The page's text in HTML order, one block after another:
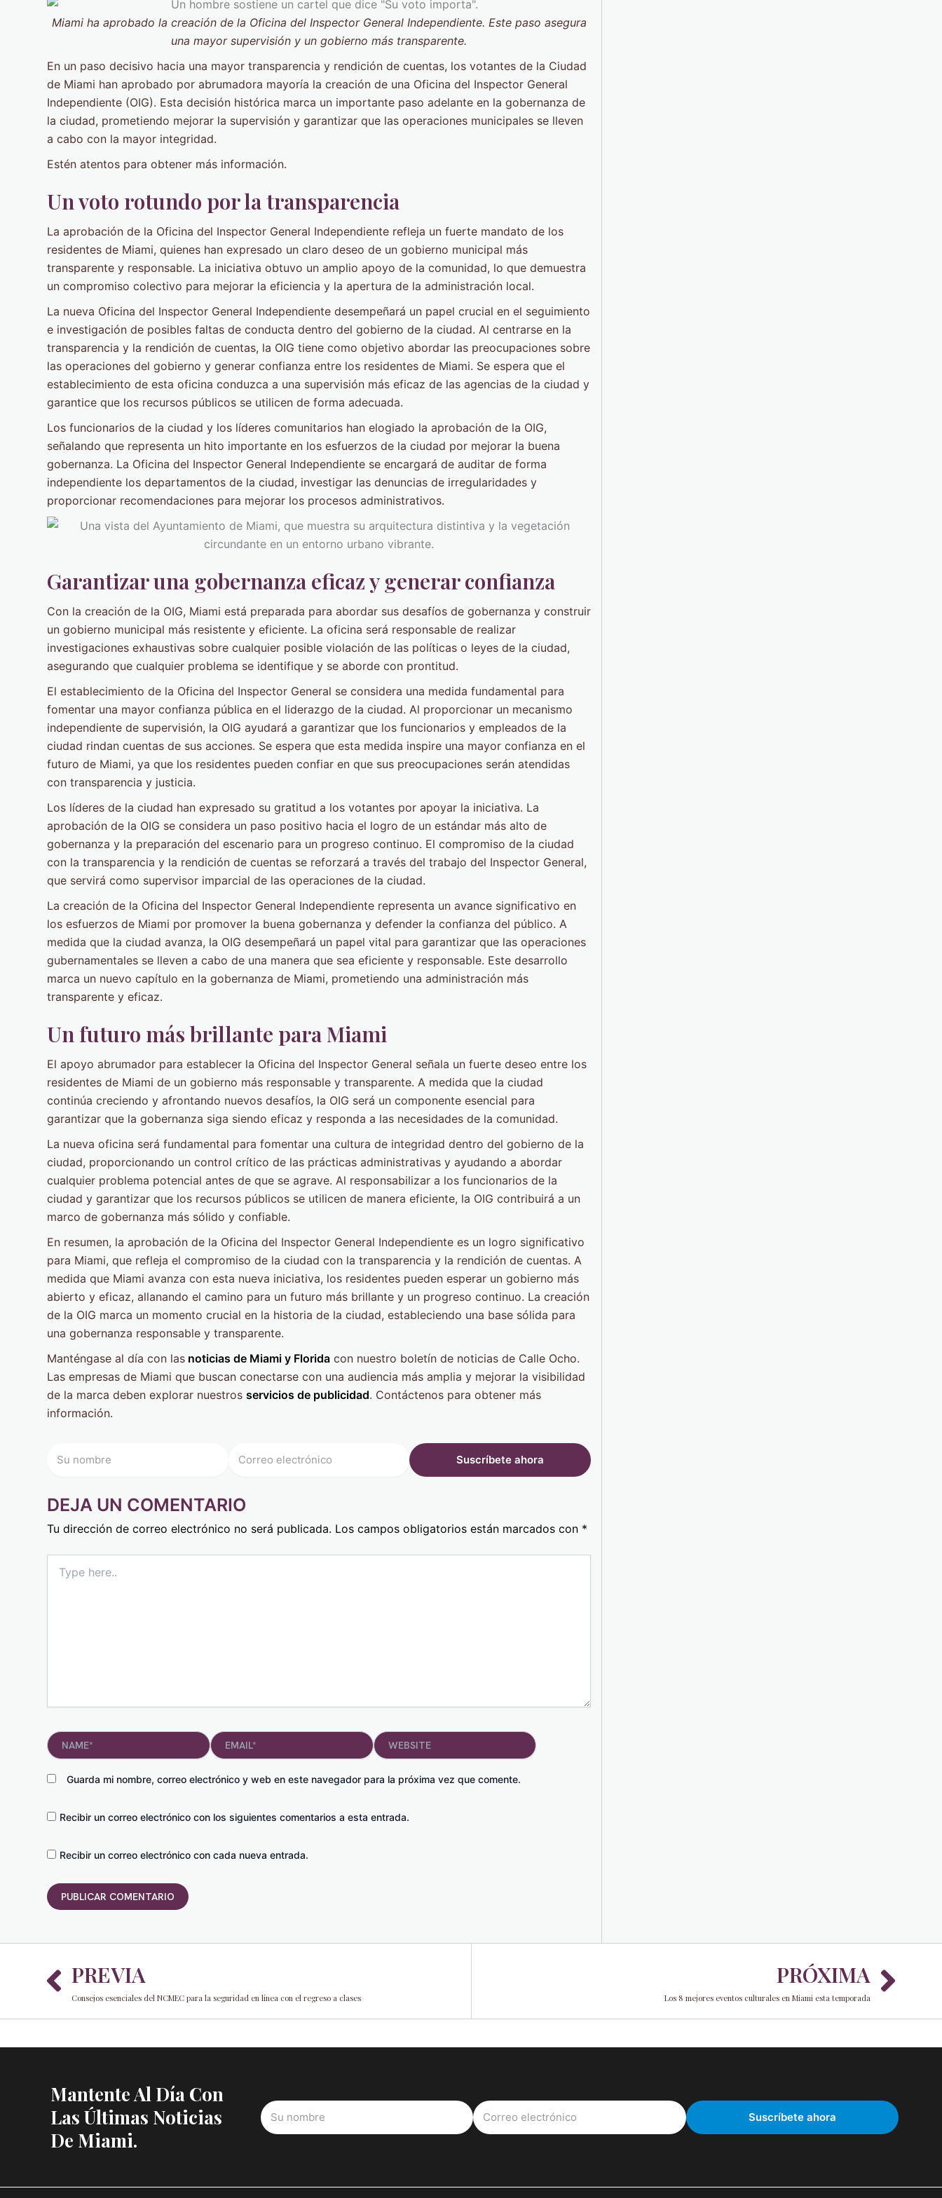
Miami ha aprobado la creación de la Oficina del Inspector General Independiente. Este paso asegura
una mayor supervisión y un gobierno más transparente.
En un paso decisivo hacia una mayor transparencia y rendición de cuentas, los votantes de la Ciudad
de Miami han aprobado por abrumadora mayoría la creación de una Oficina del Inspector General
Independiente (OIG). Esta decisión histórica marca un importante paso adelante en la gobernanza de
la ciudad, prometiendo mejorar la supervisión y garantizar que las operaciones municipales se lleven
a cabo con la mayor integridad.
Estén atentos para obtener más información.
Un voto rotundo por la transparencia
La aprobación de la Oficina del Inspector General Independiente refleja un fuerte mandato de los
residentes de Miami, quienes han expresado un claro deseo de un gobierno municipal más
transparente y responsable. La iniciativa obtuvo un amplio apoyo de la comunidad, lo que demuestra
un compromiso colectivo para mejorar la eficiencia y la apertura de la administración local.
La nueva Oficina del Inspector General Independiente desempeñará un papel crucial en el seguimiento
e investigación de posibles faltas de conducta dentro del gobierno de la ciudad. Al centrarse en la
transparencia y la rendición de cuentas, la OIG tiene como objetivo abordar las preocupaciones sobre
las operaciones del gobierno y generar confianza entre los residentes de Miami. Se espera que el
establecimiento de esta oficina conduzca a una supervisión más eficaz de las agencias de la ciudad y
garantice que los recursos públicos se utilicen de forma adecuada.
Los funcionarios de la ciudad y los líderes comunitarios han elogiado la aprobación de la OIG,
señalando que representa un hito importante en los esfuerzos de la ciudad por mejorar la buena
gobernanza. La Oficina del Inspector General Independiente se encargará de auditar de forma
independiente los departamentos de la ciudad, investigar las denuncias de irregularidades y
proporcionar recomendaciones para mejorar los procesos administrativos.
Garantizar una gobernanza eficaz y generar confianza
Con la creación de la OIG, Miami está preparada para abordar sus desafíos de gobernanza y construir
un gobierno municipal más resistente y eficiente. La oficina será responsable de realizar
investigaciones exhaustivas sobre cualquier posible violación de las políticas o leyes de la ciudad,
asegurando que cualquier problema se identifique y se aborde con prontitud.
El establecimiento de la Oficina del Inspector General se considera una medida fundamental para
fomentar una mayor confianza pública en el liderazgo de la ciudad. Al proporcionar un mecanismo
independiente de supervisión, la OIG ayudará a garantizar que los funcionarios y empleados de la
ciudad rindan cuentas de sus acciones. Se espera que esta medida inspire una mayor confianza en el
futuro de Miami, ya que los residentes pueden confiar en que sus preocupaciones serán atendidas
con transparencia y justicia.
Los líderes de la ciudad han expresado su gratitud a los votantes por apoyar la iniciativa. La
aprobación de la OIG se considera un paso positivo hacia el logro de un estándar más alto de
gobernanza y la preparación del escenario para un progreso continuo. El compromiso de la ciudad
con la transparencia y la rendición de cuentas se reforzará a través del trabajo del Inspector General,
que servirá como supervisor imparcial de las operaciones de la ciudad.
La creación de la Oficina del Inspector General Independiente representa un avance significativo en
los esfuerzos de Miami por promover la buena gobernanza y defender la confianza del público. A
medida que la ciudad avanza, la OIG desempeñará un papel vital para garantizar que las operaciones
gubernamentales se lleven a cabo de una manera que sea eficiente y responsable. Este desarrollo
marca un nuevo capítulo en la gobernanza de Miami, prometiendo una administración más
transparente y eficaz.
Un futuro más brillante para Miami
El apoyo abrumador para establecer la Oficina del Inspector General señala un fuerte deseo entre los
residentes de Miami de un gobierno más responsable y transparente. A medida que la ciudad
continúa creciendo y afrontando nuevos desafíos, la OIG será un componente esencial para
garantizar que la gobernanza siga siendo eficaz y responda a las necesidades de la comunidad.
La nueva oficina será fundamental para fomentar una cultura de integridad dentro del gobierno de la
ciudad, proporcionando un control crítico de las prácticas administrativas y ayudando a abordar
cualquier problema potencial antes de que se agrave. Al responsabilizar a los funcionarios de la
ciudad y garantizar que los recursos públicos se utilicen de manera eficiente, la OIG contribuirá a un
marco de gobernanza más sólido y confiable.
En resumen, la aprobación de la Oficina del Inspector General Independiente es un logro significativo
para Miami, que refleja el compromiso de la ciudad con la transparencia y la rendición de cuentas. A
medida que Miami avanza con esta nueva iniciativa, los residentes pueden esperar un gobierno más
abierto y eficaz, allanando el camino para un futuro más brillante y un progreso continuo. La creación
de la OIG marca un momento crucial en la historia de la ciudad, estableciendo una base sólida para
una gobernanza responsable y transparente.
Manténgase al día con las noticias de Miami y Florida con nuestro boletín de noticias de Calle Ocho.
Las empresas de Miami que buscan conectarse con una audiencia más amplia y mejorar la visibilidad
de la marca deben explorar nuestros servicios de publicidad. Contáctenos para obtener más
información.
DEJA UN COMENTARIO
Tu dirección de correo electrónico no será publicada. Los campos obligatorios están marcados con *
here..
Name* Email*
Guarda mi nombre, correo electrónico y web en este navegador para la próxima vez que comente.
Website
Recibir un correo electrónico con los siguientes comentarios a esta entrada.
Recibir un correo electrónico con cada nueva entrada.
Prev
PREVIA
Consejos esenciales del NCMEC para la seguridad en línea con el regreso a clases
PRÓXIMA
Los 8 mejores eventos culturales en Miami esta temporada
Mantente Al Día Con
Las Últimas Noticias
De Miami.